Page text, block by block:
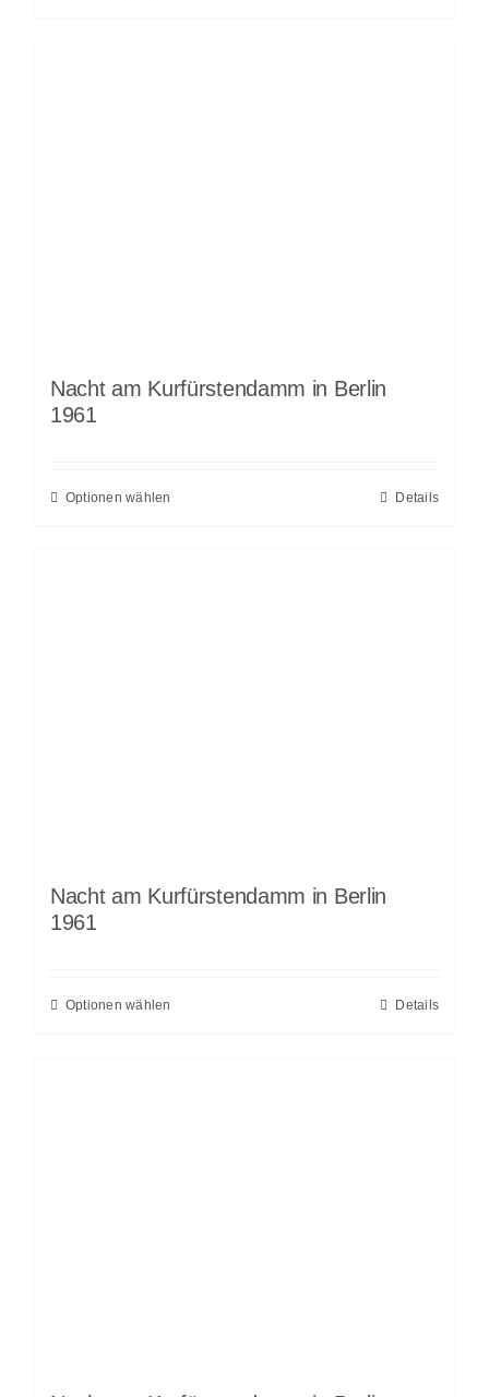
Nacht am Kurfürstendamm in Berlin
1961
Optionen wählen Details
Nacht am Kurfürstendamm in Berlin
1961
Optionen wählen Details